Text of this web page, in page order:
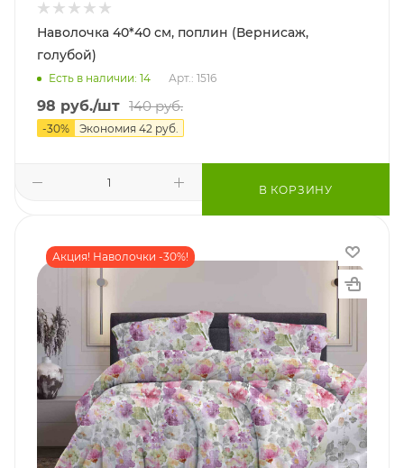
Наволочка 40*40 см, поплин (Вернисаж,
голубой)
Есть в наличии: 14 Арт.: 1516
98 руб./шт 140руб.
-30% Экономия 42 руб.
В КОРЗИНУ
Акция! Наволочки -30%!